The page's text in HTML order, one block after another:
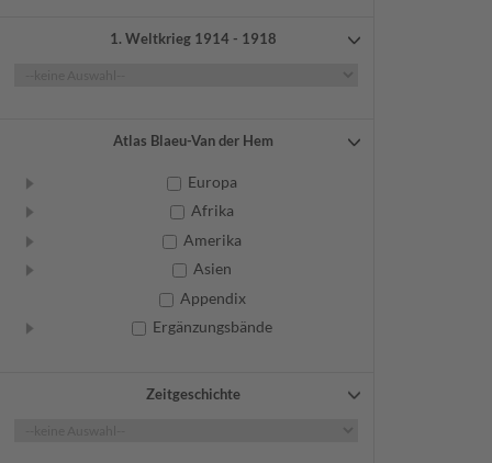
Geistliche
Weitere
1. Weltkrieg 1914 - 1918
Atlas Blaeu-Van der Hem
Europa
Afrika
Amerika
Asien
Appendix
Ergänzungsbände
Zeitgeschichte